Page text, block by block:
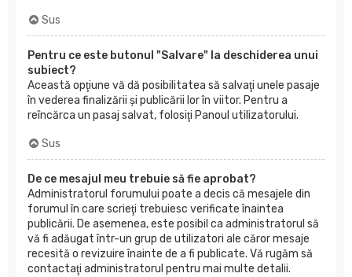
Sus
Pentru ce este butonul "Salvare" la deschiderea unui
subiect?
Această opţiune vă dă posibilitatea să salvaţi unele pasaje
în vederea finalizării şi publicării lor în viitor. Pentru a
reîncărca un pasaj salvat, folosiţi Panoul utilizatorului.
Sus
De ce mesajul meu trebuie să fie aprobat?
Administratorul forumului poate a decis că mesajele din
forumul în care scrieţi trebuiesc verificate înaintea
publicării. De asemenea, este posibil ca administratorul să
vă fi adăugat într-un grup de utilizatori ale căror mesaje
recesită o revizuire înainte de a fi publicate. Vă rugăm să
contactaţi administratorul pentru mai multe detalii.